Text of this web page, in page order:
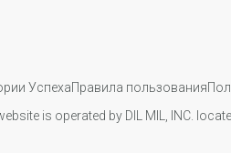
УспехаПравила пользования
is operated by DIL MIL, INC.